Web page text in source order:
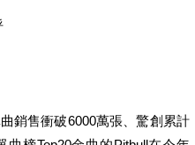
銷售衝破6000萬張、驚創累計